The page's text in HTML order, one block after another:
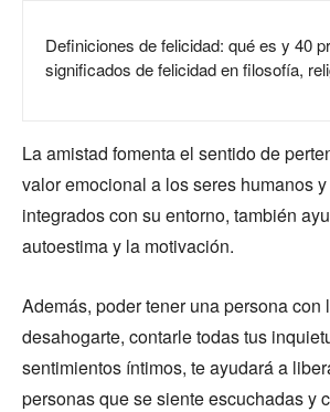
Definiciones de felicidad: qué es y 40
significados de felicidad en filosofía,
La amistad fomenta el sentido de
valor emocional a los seres humanos
integrados con su entorno, también
autoestima y la motivación.
Además, poder tener una persona con
desahogarte, contarle todas tus
sentimientos íntimos, te ayudará a
personas que se siente escuchadas y